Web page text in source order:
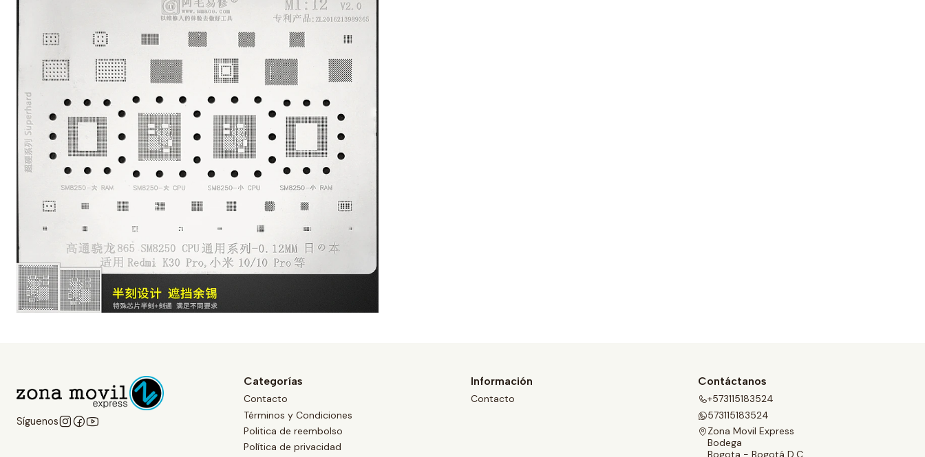
Síguenos
Categorías
Contacto
Términos y Condiciones
Politica de reembolso
Política de privacidad
Información
Contacto
Contáctanos
+573115183524
573115183524
Zona Movil Express
Bodega
Bogota - Bogotá D.C.